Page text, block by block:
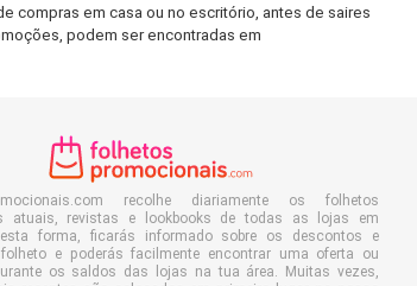
compras em casa ou no escritório, antes de saires
podem ser encontradas em
recolhe diariamente os folhetos
atuais, revistas e lookbooks de todas as lojas em
forma, ficarás informado sobre os descontos e
e poderás facilmente encontrar uma oferta ou
os saldos das lojas na tua área. Muitas vezes,